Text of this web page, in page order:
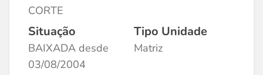
CORTE
Situação
BAIXADA desde
03/08/2004
Tipo Unidade
Matriz